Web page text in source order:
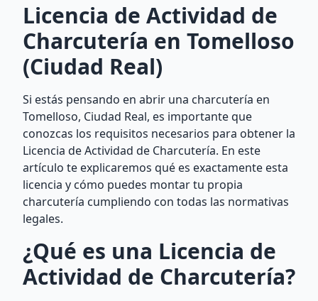
Licencia de Actividad de
Charcutería en Tomelloso
(Ciudad Real)
Si estás pensando en abrir una charcutería en
Tomelloso, Ciudad Real, es importante que
conozcas los requisitos necesarios para obtener la
Licencia de Actividad de Charcutería. En este
artículo te explicaremos qué es exactamente esta
licencia y cómo puedes montar tu propia
charcutería cumpliendo con todas las normativas
legales.
¿Qué es una Licencia de
Actividad de Charcutería?